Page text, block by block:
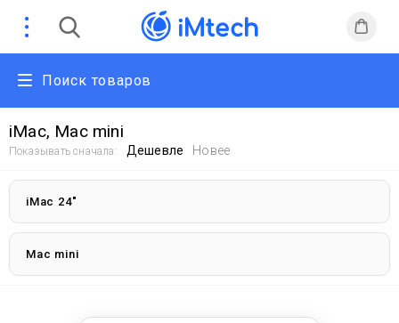
Поиск товаров
iMac, Mac mini
Показывать сначала: Дешевле Новее
iMac 24"
Mac mini